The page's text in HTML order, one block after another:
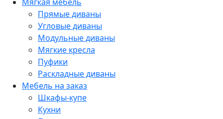
Прямые диваны
Угловые диваны
Модульные диваны
Мягкие кресла
Пуфики
Раскладные диваны
Мебель на заказ
Шкафы-купе
Кухни